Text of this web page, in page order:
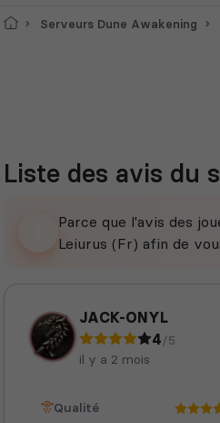
AccueilServeurs Dune Awakening
Liste des avis du
Parce que l'avis des
Leiurus (Fr) afin de
JACK-ONYL
4/5
il y a 2 mois
Qualité